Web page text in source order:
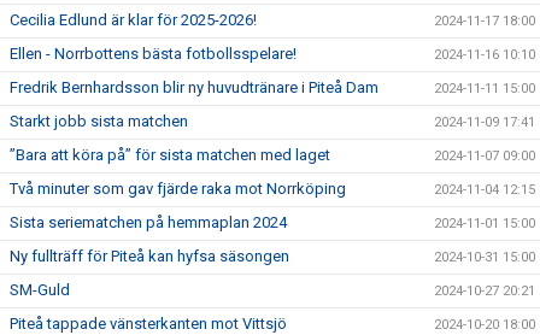
Cecilia Edlund är klar för 2025-2026! 2024-11-17 18:00
Ellen - Norrbottens bästa fotbollsspelare! 2024-11-16 10:10
Fredrik Bernhardsson blir ny huvudtränare i Piteå Dam 2024-11-11 15:00
Starkt jobb sista matchen 2024-11-09 17:41
”Bara att köra på” för sista matchen med laget 2024-11-07 09:00
Två minuter som gav fjärde raka mot Norrköping 2024-11-04 12:15
Sista seriematchen på hemmaplan 2024 2024-11-01 15:00
Ny fullträff för Piteå kan hyfsa säsongen 2024-10-31 15:00
SM-Guld 2024-10-27 20:21
Piteå tappade vänsterkanten mot Vittsjö 2024-10-20 18:00